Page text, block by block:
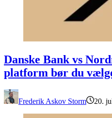
Danske Bank vs
platform bør du
Frederik Askov Storm 20.